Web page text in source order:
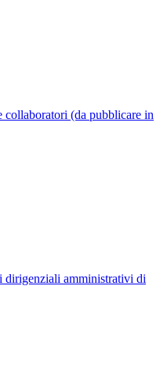
collaboratori (da pubblicare in
dirigenziali amministrativi di